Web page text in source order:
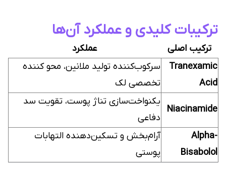
ترکیبات کلیدی و عملکرد آن‌ها
ترکیب اصلی
عملکرد
Tranexamic
Acid
سرکوب‌کننده تولید ملانین، محو کننده
تخصصی لک
Niacinamide
یکنواخت‌سازی تناژ پوست، تقویت سد
دفاعی
Alpha-
Bisabolol
آرام‌بخش و تسکین‌دهنده التهابات
پوستی